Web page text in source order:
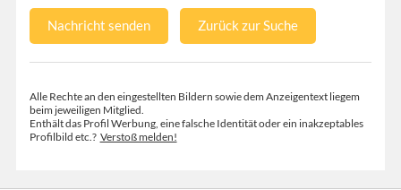
Nachricht senden Zurück zur Suche
Alle Rechte an den eingestellten Bildern sowie dem Anzeigentext liegem
beim jeweiligen Mitglied.
Enthält das Profil Werbung, eine falsche Identität oder ein inakzeptables
Profilbild etc.? Verstoß melden!